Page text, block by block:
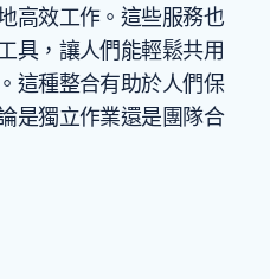
高效工作。這些服務也
具，讓人們能輕鬆共用
這種整合有助於人們保
是獨立作業還是團隊合